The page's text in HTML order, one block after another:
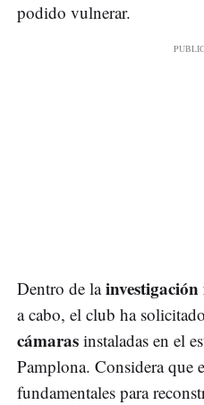
podido vulnerar.
Dentro de la
a cabo, el club ha
cámaras instaladas en el
Pamplona. Considera que
fundamentales para